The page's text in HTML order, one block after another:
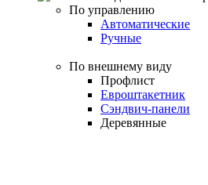
По управлению
Автоматические
Ручные
По внешнему виду
Профлист
Евроштакетник
Сэндвич-панели
Деревянные